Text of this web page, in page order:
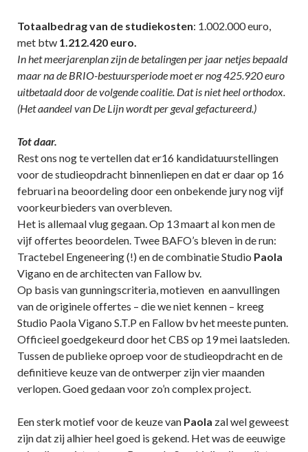
Totaalbedrag van de studiekosten: 1.002.000 euro,
met btw 1.212.420 euro.
In het meerjarenplan zijn de betalingen per jaar netjes bepaald
maar na de BRIO-bestuursperiode moet er nog 425.920 euro
uitbetaald door de volgende coalitie. Dat is niet heel orthodox.
(Het aandeel van De Lijn wordt per geval gefactureerd.)
Tot daar.
Rest ons nog te vertellen dat er16 kandidatuurstellingen
voor de studieopdracht binnenliepen en dat er daar op 16
februari na beoordeling door een onbekende jury nog vijf
voorkeurbieders van overbleven.
Het is allemaal vlug gegaan. Op 13 maart al kon men de
vijf offertes beoordelen. Twee BAFO’s bleven in de run:
Tractebel Engeneering (!) en de combinatie Studio Paola
Vigano en de architecten van Fallow bv.
Op basis van gunningscriteria, motieven en aanvullingen
van de originele offertes – die we niet kennen – kreeg
Studio Paola Vigano S.T.P en Fallow bv het meeste punten.
Officieel goedgekeurd door het CBS op 19 mei laatsleden.
Tussen de publieke oproep voor de studieopdracht en de
definitieve keuze van de ontwerper zijn vier maanden
verlopen. Goed gedaan voor zo’n complex project.
Een sterk motief voor de keuze van Paola zal wel geweest
zijn dat zij alhier heel goed is gekend. Het was de eeuwige